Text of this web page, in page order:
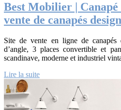
Best Mobilier | Canapé
vente de canapés design
Site de vente en ligne de
d’angle, 3 places convertible et
scandinave, moderne et industriel
Lire la suite